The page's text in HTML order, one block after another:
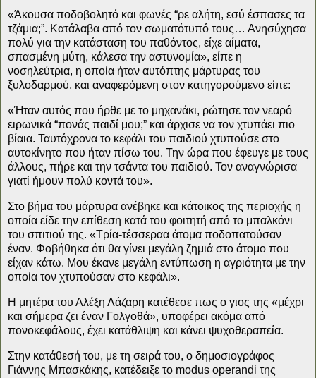
«Άκουσα ποδοβολητό και φωνές “ρε αλήτη, εσύ έσπασες τα
τζάμια;”. Κατάλαβα από τον σωματότυπό τους… Ανησύχησα
πολύ για την κατάσταση του παθόντος, είχε αίματα,
σπασμένη μύτη, κάλεσα την αστυνομία», είπε η
νοσηλεύτρια, η οποία ήταν αυτόπτης μάρτυρας του
ξυλοδαρμού, και αναφερόμενη στον κατηγορούμενο είπε:
«Ήταν αυτός που ήρθε με το μηχανάκι, ρώτησε τον νεαρό
ειρωνικά “πονάς παιδί μου;” και άρχισε να τον χτυπάει πιο
βίαια. Ταυτόχρονα το κεφάλι του παιδιού χτυπούσε στο
αυτοκίνητο που ήταν πίσω του. Την ώρα που έφευγε με τους
άλλους, πήρε και την τσάντα του παιδιού. Τον αναγνώρισα
γιατί ήμουν πολύ κοντά του».
Στο βήμα του μάρτυρα ανέβηκε και κάτοικος της περιοχής η
οποία είδε την επίθεση κατά του φοιτητή από το μπαλκόνι
του σπιτιού της. «Τρία-τέσσεραα άτομα ποδοπατούσαν
έναν. Φοβήθηκα ότι θα γίνει μεγάλη ζημιά στο άτομο που
είχαν κάτω. Μου έκανε μεγάλη εντύπωση η αγριότητα με την
οποία τον χτυπούσαν στο κεφάλι».
Η μητέρα του Αλέξη Λάζαρη κατέθεσε πως ο γιος της «μέχρι
και σήμερα ζει έναν Γολγοθά», υποφέρει ακόμα από
πονοκεφάλους, έχει κατάθλιψη και κάνει ψυχοθεραπεία.
Στην κατάθεσή του, με τη σειρά του, ο δημοσιογράφος
Γιάννης Μπασκάκης, κατέδειξε το modus operandi της